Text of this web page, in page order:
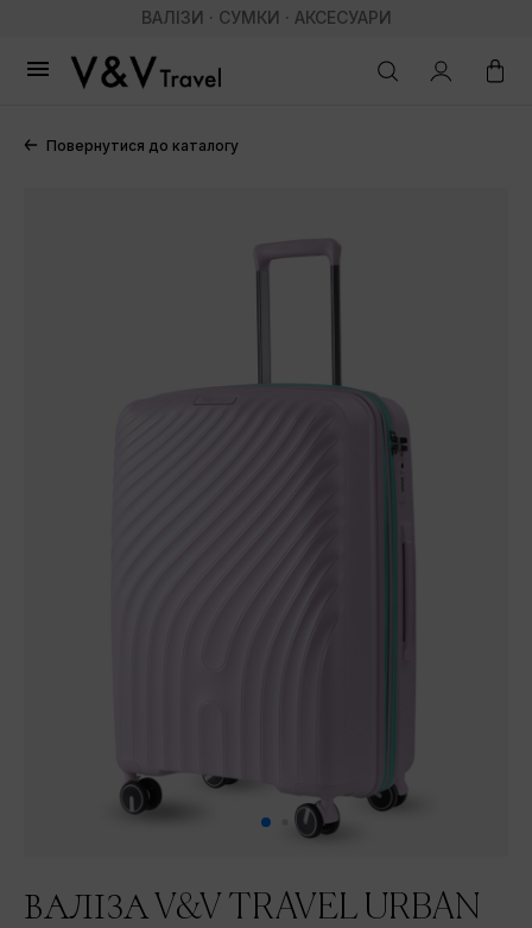
ВАЛІЗИ · СУМКИ · АКСЕСУАРИ

Повернутися до каталогу
ВАЛІЗА V&V TRAVEL URBAN